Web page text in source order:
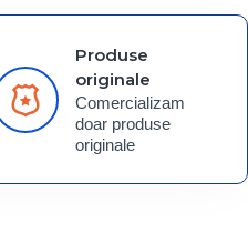
Produse
originale
Comercializam
doar produse
originale